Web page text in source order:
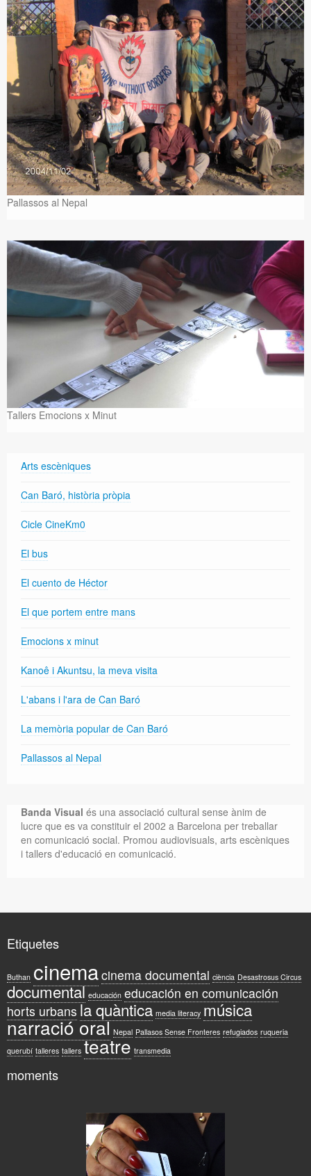
Pallassos al Nepal
Tallers Emocions x Minut
Arts escèniques
Can Baró, història pròpia
Cicle CineKm0
El bus
El cuento de Héctor
El que portem entre mans
Emocions x minut
Kanoê i Akuntsu, la meva visita
L'abans i l'ara de Can Baró
La memòria popular de Can Baró
Pallassos al Nepal
Banda Visual és una associació cultural sense ànim de
lucre que es va constituir el 2002 a Barcelona per treballar
en comunicació social. Promou audiovisuals, arts escèniques
i tallers d'educació en comunicació.
Etiquetes
Buthan cinemacinema documental ciència Desastrosus Circus
documental educación educación en comunicación
horts urbans la quàntica media literacy música
narració oral Nepal Pallasos Sense Fronteres refugiados ruqueria
querubí talleres tallers teatre transmedia
moments